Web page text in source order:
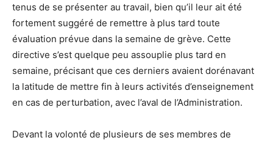
tenus de se présenter au travail, bien qu’il leur ait été
fortement suggéré de remettre à plus tard toute
évaluation prévue dans la semaine de grève. Cette
directive s’est quelque peu assouplie plus tard en
semaine, précisant que ces derniers avaient dorénavant
la latitude de mettre fin à leurs activités d’enseignement
en cas de perturbation, avec l’aval de l’Administration.
Devant la volonté de plusieurs de ses membres de